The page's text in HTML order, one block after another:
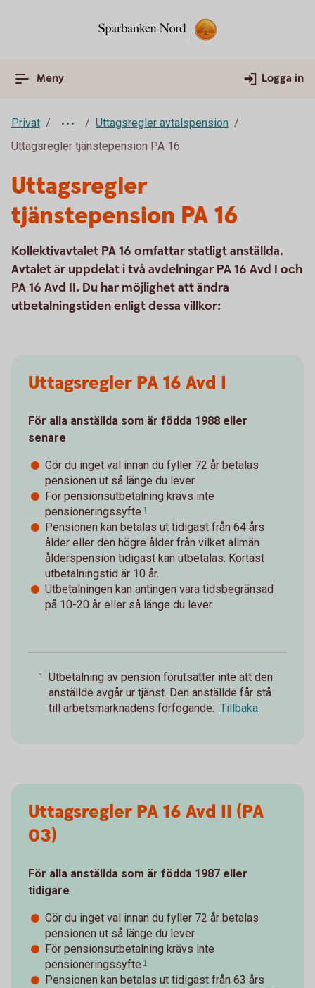
Meny Logga in
Privat
Uttagsregler avtalspension
Uttagsregler tjänstepension PA 16
Uttagsregler
tjänstepension PA 16
Kollektivavtalet PA 16 omfattar statligt anställda.
Avtalet är uppdelat i två avdelningar PA 16 Avd I och
PA 16 Avd II. Du har möjlighet att ändra
utbetalningstiden enligt dessa villkor:
Uttagsregler PA 16 Avd I
För alla anställda som är födda 1988 eller
senare
Gör du inget val innan du fyller 72 år betalas
pensionen ut så länge du lever.
För pensionsutbetalning krävs inte
pensioneringssyfte 1
Pensionen kan betalas ut tidigast från 64 års
ålder eller den högre ålder från vilket allmän
ålderspension tidigast kan utbetalas. Kortast
utbetalningstid är 10 år.
Utbetalningen kan antingen vara tidsbegränsad
på 10-20 år eller så länge du lever.
1
Utbetalning av pension förutsätter inte att den
anställde avgår ur tjänst. Den anställde får stå
till arbetsmarknadens förfogande. Tillbaka
Uttagsregler PA 16 Avd II (PA
03)
För alla anställda som är födda 1987 eller
tidigare
Gör du inget val innan du fyller 72 år betalas
pensionen ut så länge du lever.
För pensionsutbetalning krävs inte
pensioneringssyfte 1
Pensionen kan betalas ut tidigast från 63 års